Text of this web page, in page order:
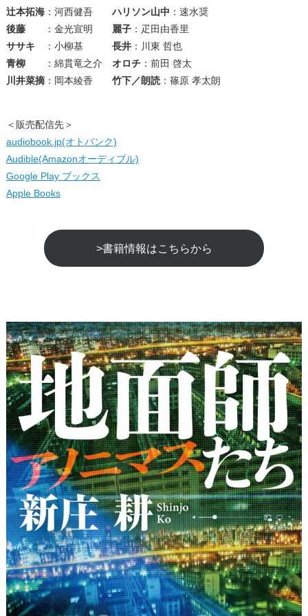
辻本拓海：河西健吾ハリソン山中 ：速水奨
後藤
：金光宣明 麗子：疋田由香里
ササキ
：小柳基 長井：川東 哲也
青柳
：綿貫竜之介 オロチ：前田 啓太
川井菜摘：岡本綾香 竹下／朗読：篠原 孝太朗
＜販売配信先＞
audiobook.jp(オトバンク)
Audible(Amazonオーディブル)
Google Play ブックス
Apple Books
>書籍情報はこちらから